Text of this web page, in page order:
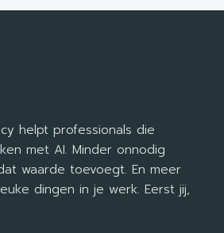
helpt professionals die
met AI. Minder onnodig
waarde toevoegt. En meer
dingen in je werk. Eerst jij,